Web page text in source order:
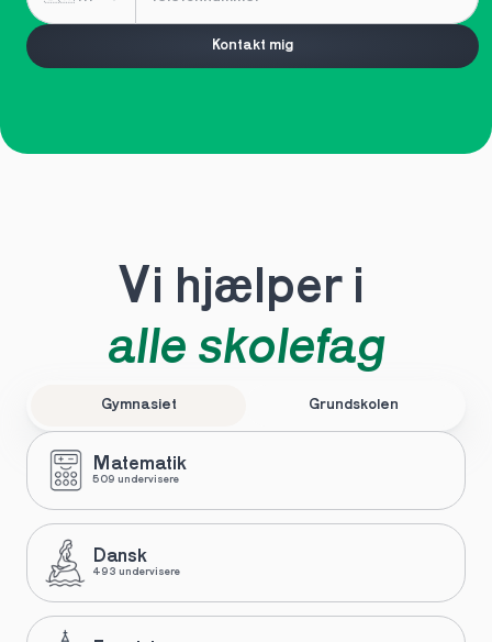
Kontakt mig
Vi hjælper i
alle skolefag
Gymnasiet Grundskolen
Matematik
509 undervisere
Dansk
493 undervisere